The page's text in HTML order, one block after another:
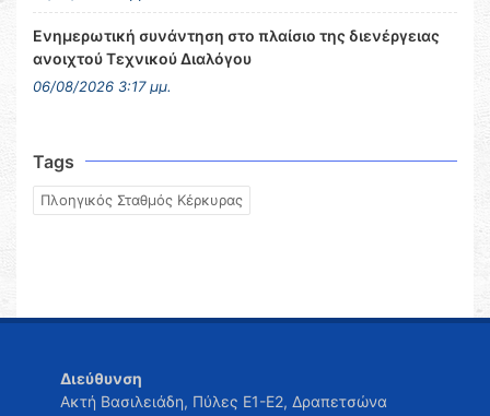
Ενημερωτική συνάντηση στο πλαίσιο της διενέργειας
ανοιχτού Τεχνικού Διαλόγου
06/08/2026 3:17 μμ.
Tags
Πλοηγικός Σταθμός Κέρκυρας
Διεύθυνση
Ακτή Βασιλειάδη, Πύλες Ε1-Ε2, Δραπετσώνα